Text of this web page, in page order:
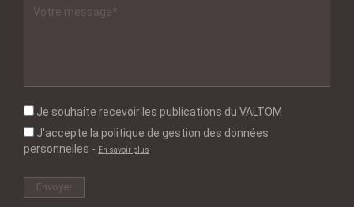
Je souhaite recevoir les publications du VALTOM
J'accepte la politique de gestion des données
personnelles - En savoir plus